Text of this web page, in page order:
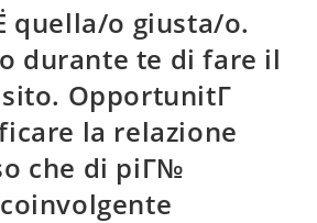
quella/o giusta/o.
durante te di fare il
OpportunitГ
la relazione
che di piГ№